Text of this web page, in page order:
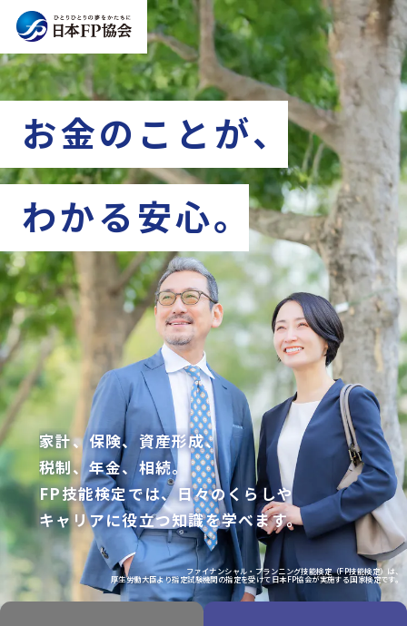
お金のことが、
わかる安心。
家計、保険、資産形成、
税制、年金、相続。
FP技能検定では、日々のくらしや
キャリアに役立つ知識を学べます。
ファイナンシャル・プランニング技能検定（FP技能検定）は、
厚生労働大臣より指定試験機関の指定を受けて日本FP協会が実施する国家検定です。